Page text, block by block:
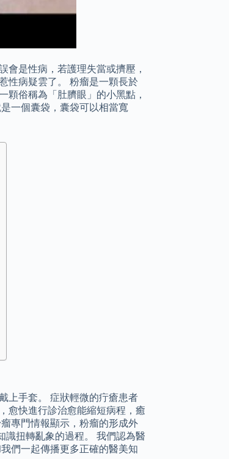
會是性病，若護理失當或擠壓，
性病疑雲了。 粉瘤是一顆長於
顆俗稱為「肚臍眼」的小黑點，
一個囊袋，囊袋可以相當寬
上手套。 症狀輕微的疔瘡患者
愈快進行診治愈能縮短病程，癒
專門情報顯示，粉瘤的形成外
識扭轉亂象的過程。 我們認為醫
們一起傳播更多正確的醫美知